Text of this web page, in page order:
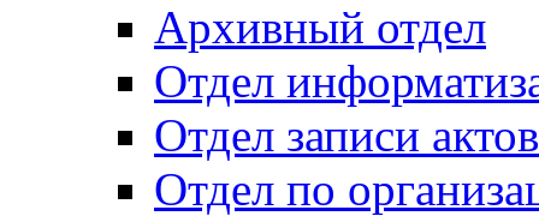
Архивный отдел
Отдел
Отдел записи
Отдел по